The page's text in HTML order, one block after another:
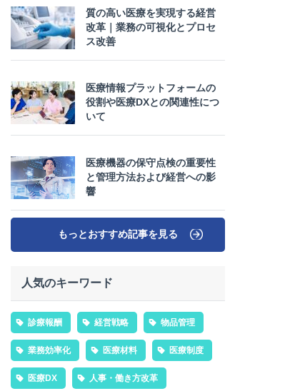
質の高い医療を実現する経営
改革｜業務の可視化とプロセ
ス改善
医療情報プラットフォームの
役割や医療DXとの関連性につ
いて
医療機器の保守点検の重要性
と管理方法および経営への影
響
もっとおすすめ記事を見る
人気のキーワード
診療報酬 経営戦略 物品管理
業務効率化 医療材料 医療制度
医療DX 人事・働き方改革